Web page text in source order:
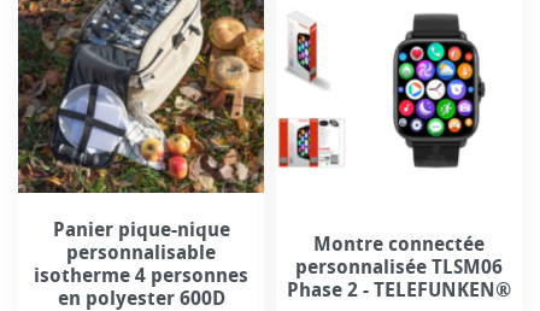
Panier pique-nique
personnalisable
isotherme 4 personnes
en polyester 600D
Montre connectée
personnalisée TLSM06
Phase 2 - TELEFUNKEN®